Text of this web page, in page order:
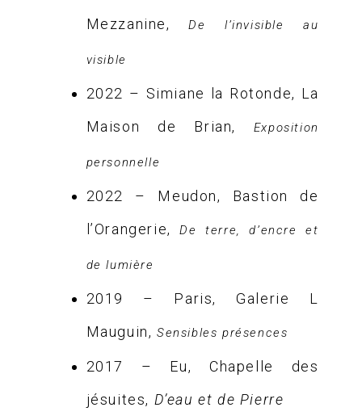
Mezzanine,De l’invisible au
visible
2022 – Simiane la Rotonde, La
Maison de Brian, Exposition
personnelle
2022 – Meudon, Bastion de
l’Orangerie,De terre, d’encre et
de lumière
2019 – Paris, Galerie L
Mauguin,Sensibles présences
2017 – Eu, Chapelle des
jésuites, D’eau et de Pierre